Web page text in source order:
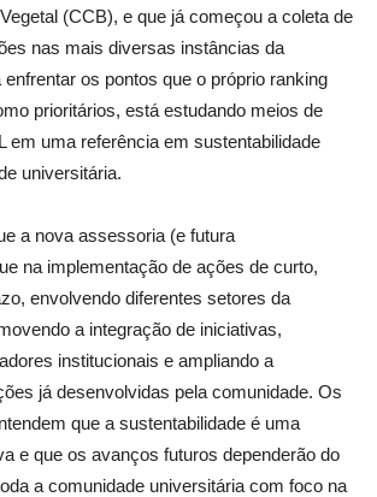
(CCB), e que já começou a coleta de
nas mais diversas instâncias da
enfrentar os pontos que o próprio ranking
prioritários, está estudando meios de
em uma referência em sustentabilidade
universitária.
a nova assessoria (e futura
na implementação de ações de curto,
envolvendo diferentes setores da
a integração de iniciativas,
institucionais e ampliando a
já desenvolvidas pela comunidade. Os
que a sustentabilidade é uma
e que os avanços futuros dependerão do
a comunidade universitária com foco na